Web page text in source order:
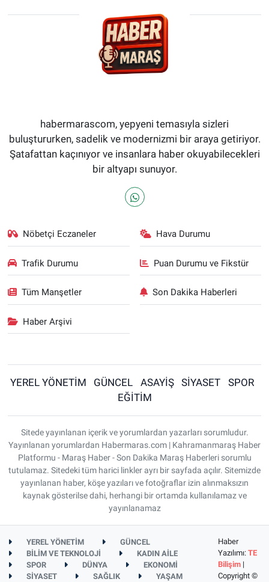
habermarascom, yepyeni temasıyla sizleri
buluştururken, sadelik ve modernizmi bir araya getiriyor.
Şatafattan kaçınıyor ve insanlara haber okuyabilecekleri
bir altyapı sunuyor.
Nöbetçi Eczaneler Hava Durumu
Trafik Durumu Puan Durumu ve Fikstür
Tüm Manşetler Son Dakika Haberleri
Haber Arşivi
YEREL YÖNETİM GÜNCEL ASAYİŞ SİYASET
SPOR
EĞİTİM
Sitede yayınlanan içerik ve yorumlardan yazarları sorumludur.
Yayınlanan yorumlardan Habermaras.com | Kahramanmaraş Haber
Platformu - Maraş Haber - Son Dakika Maraş Haberleri sorumlu
tutulamaz. Sitedeki tüm harici linkler ayrı bir sayfada açılır. Sitemizde
yayınlanan haber, köşe yazıları ve fotoğraflar izin alınmaksızın
kaynak gösterilse dahi, herhangi bir ortamda kullanılamaz ve
yayınlanamaz
YEREL YÖNETİM
GÜNCEL
BİLİM VE TEKNOLOJİ
KADIN AİLE
SPOR
DÜNYA
EKONOMİ
SİYASET
SAĞLIK YAŞAM
Haber
Yazılımı: TE
Bilişim|
Copyright ©